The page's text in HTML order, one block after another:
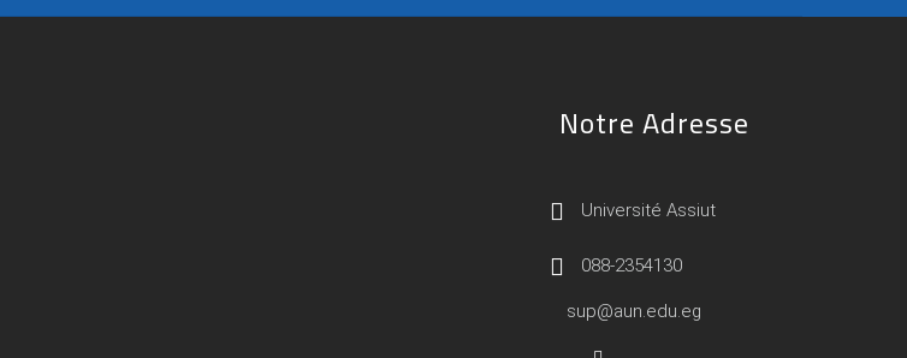
Notre Adresse
Université Assiut
088-2354130
sup@aun.edu.eg